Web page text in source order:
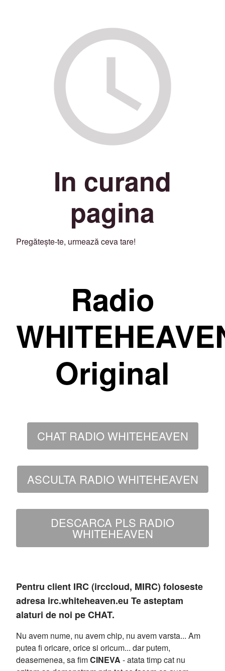
In curand
pagina
Pregătește-te, urmează ceva tare!
Radio
Original
CHAT RADIO WHITEHEAVEN
ASCULTA RADIO WHITEHEAVEN
DESCARCA PLS RADIO
WHITEHEAVEN
Pentru client IRC (irccloud, MIRC) foloseste
adresa irc.whiteheaven.eu Te asteptam
alaturi de noi pe CHAT.
Nu avem nume, nu avem chip, nu avem varsta... Am
putea fi oricare, orice si oricum... dar putem,
deasemenea, sa fimCINEVA - atata timp cat nu